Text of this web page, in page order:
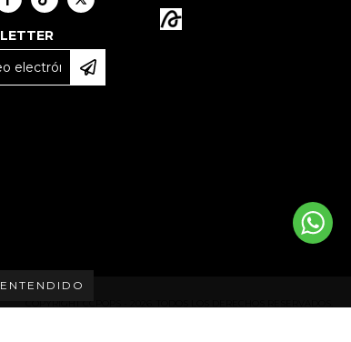
ENTENDIDO
COPYRIGHT CCPOPS - 2026. TODOS LOS DERECHOS RESERVADOS.